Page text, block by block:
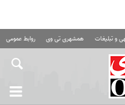
و تبلیغات همشهری تی وی روابط عمومی